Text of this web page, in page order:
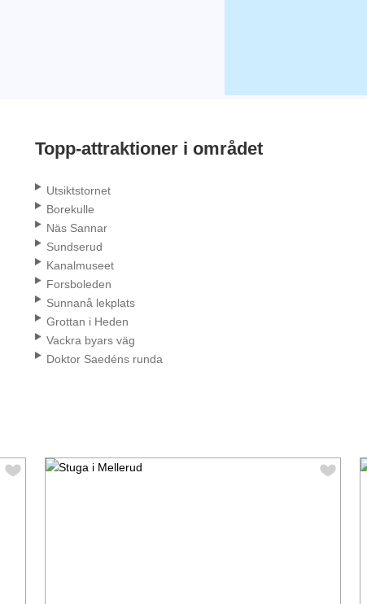
Topp-attraktioner i området
Utsiktstornet
Borekulle
Näs Sannar
Sundserud
Kanalmuseet
Forsboleden
Sunnanå lekplats
Grottan i Heden
Vackra byars väg
Doktor Saedéns runda